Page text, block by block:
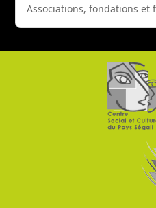
Associations, fondations et